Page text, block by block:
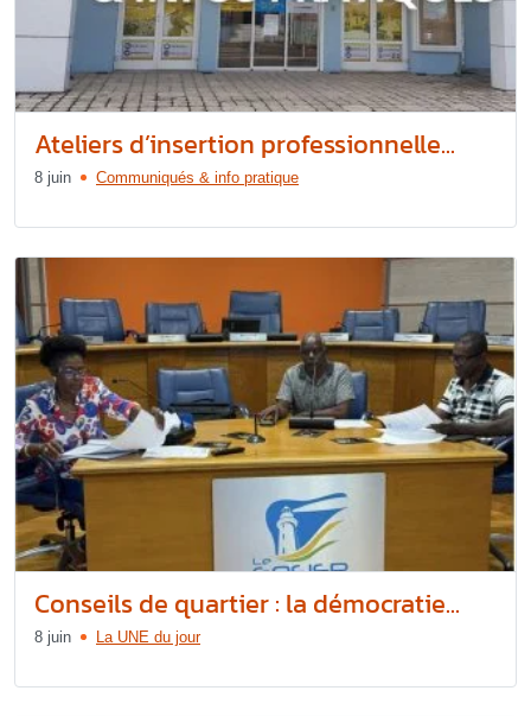
Ateliers d’insertion professionnelle...
8 juin Communiqués & info pratique
Conseils de quartier : la démocratie...
8 juin La UNE du jour